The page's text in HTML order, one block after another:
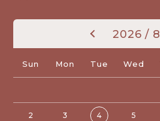
2026 / 8
Sun Mon Tue Wed
2 3 4 5